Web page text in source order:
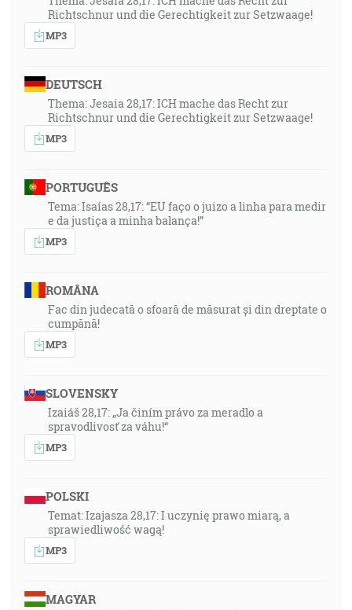
Richtschnur und die Gerechtigkeit zur Setzwaage!
MP3
DEUTSCH
Thema: Jesaia 28,17: ICH mache das Recht zur
Richtschnur und die Gerechtigkeit zur Setzwaage!
MP3
PORTUGUÊS
Tema: Isaías 28,17: “EU faço o juizo a linha para medir
e da justiça a minha balança!”
MP3
ROMÂNA
Fac din judecată o sfoară de măsurat și din dreptate o
cumpănă!
MP3
SLOVENSKY
Izaiáš 28,17: „Ja činím právo za meradlo a
spravodlivosť za váhu!“
MP3
POLSKI
Temat: Izajasza 28,17: I uczynię prawo miarą, a
sprawiedliwość wagą!
MP3
MAGYAR